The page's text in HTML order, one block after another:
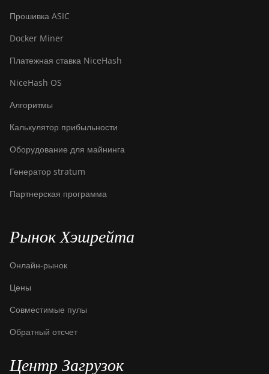
(860Th)
BITMAIN AntMiner
(495Th/s)
BITMAIN AntMiner
BITMAIN AntMiner
S9 SE
BITMAIN AntMiner
S9i
BITMAIN AntMiner
S9k
BITMAIN AntMiner
T17
BITMAIN AntMiner
BITMAIN AntMiner
Прошивка ASIC
Docker Miner
Платежная ставка NiceHash
NiceHash OS
Алгоритмы
Калькулятор прибыльности
Оборудование для майнинга
Генератор stratum
Партнерская программа
Рынок Хэшрейта
Онлайн-рынок
Цены
Совместимые пулы
Обратный отсчет
Центр Загрузок